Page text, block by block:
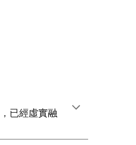
，已經虛實融